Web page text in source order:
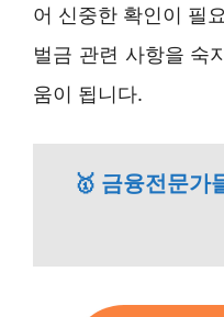
어 신중한 확인이 필
벌금 관련 사항을 숙
움이 됩니다.
🥇 금융전문가